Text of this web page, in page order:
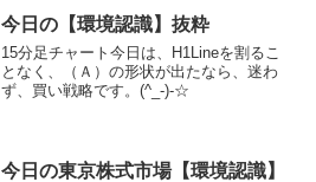
て不安定...
今日の【環境認識】抜粋
15分足チャート今日は、H1Lineを割るこ
となく、（Ａ）の形状が出たなら、迷わ
ず、買い戦略です。(^_-)-☆
今日の東京株式市場【環境認識】